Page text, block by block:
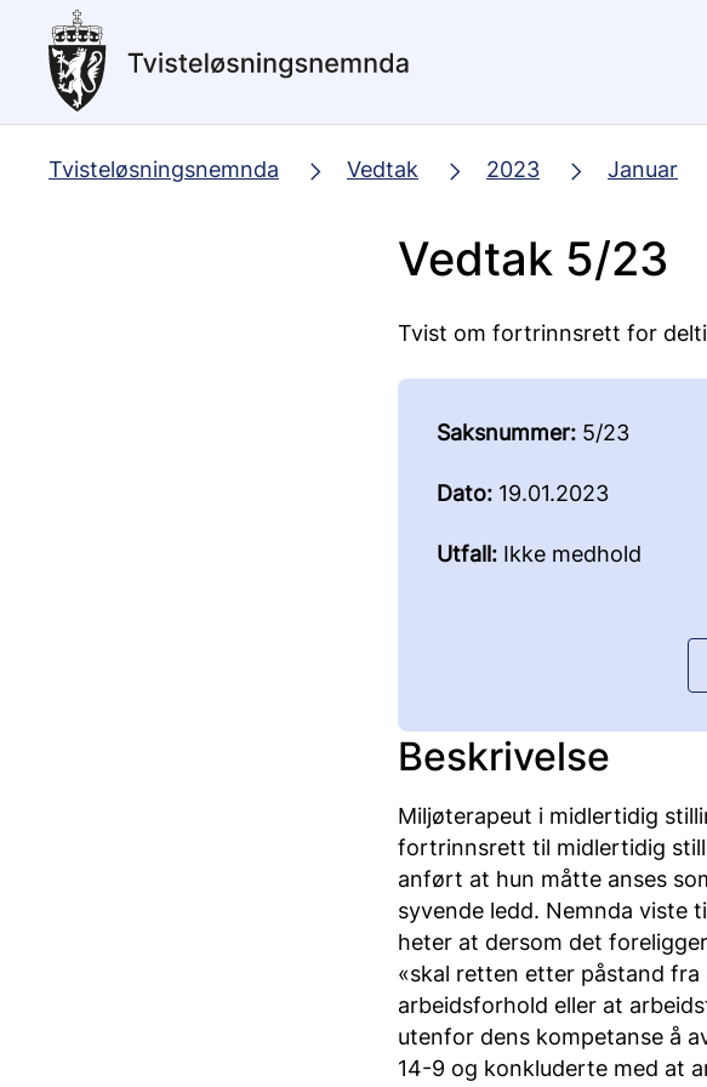
hovedinnhold
Tvisteløsningsnemnda Vedtak 2023 Januar
Vedtak 5/23
Tvist om fortrinnsrett for
Saksnummer: 5/23
Dato: 19.01.2023
Utfall: Ikke medhold
Beskrivelse
Miljøterapeut i midlertidig
fortrinnsrett til midlertidig
anført at hun måtte anses
syvende ledd. Nemnda viste
heter at dersom det
«skal retten etter påstand
arbeidsforhold eller at
utenfor dens kompetanse å
14-9 og konkluderte med at